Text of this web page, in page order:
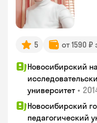
5 от 1590 ₽
Новосибирский
университет •
Новосибирский
педагогический